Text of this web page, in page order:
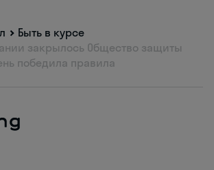
Быть в курсе
закрылось Общество защиты
победила правила